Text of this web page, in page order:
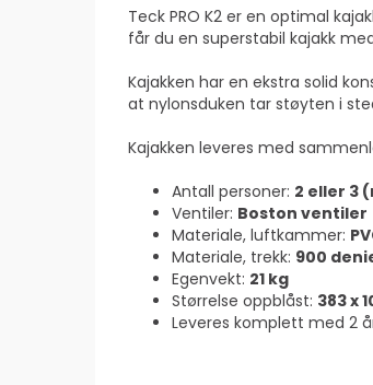
Teck PRO K2 er en optimal
får du en superstabil kajakk
Kajakken har en ekstra solid
at nylonsduken tar støyten i
Kajakken leveres med
Antall personer: 2 eller 3
Ventiler: Boston ventiler
Materiale, luftkammer:
Materiale, trekk: 900
Egenvekt: 21 kg
Størrelse oppblåst: 383 x
Leveres komplett med 2